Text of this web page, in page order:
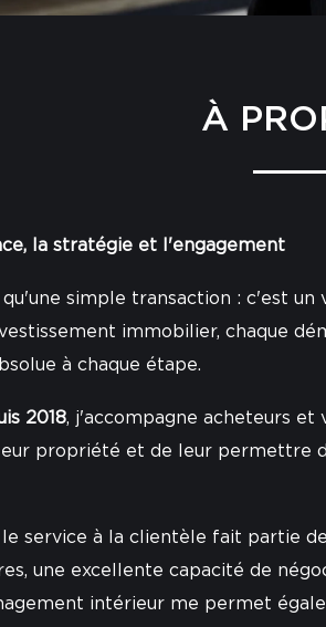
À
la stratégie et l'engagement
simple transaction : c'est un
immobilier, chaque
à chaque étape.
2018, j'accompagne acheteurs et
propriété et de leur permettre
service à la clientèle fait partie
une excellente capacité de
intérieur me permet